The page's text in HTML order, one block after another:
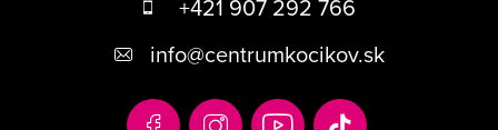
+421 907 292 766
info@centrumkocikov.sk